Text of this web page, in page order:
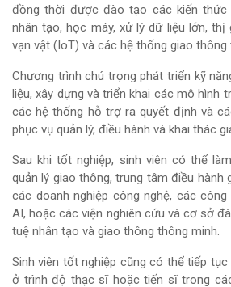
đồng thời được đào tạo các kiến thức
nhân tạo, học máy, xử lý dữ liệu lớn, thị
vạn vật (IoT) và các hệ thống giao thông
Chương trình chú trọng phát triển kỹ
liệu, xây dựng và triển khai các mô hình
các hệ thống hỗ trợ ra quyết định và
phục vụ quản lý, điều hành và khai thác
Sau khi tốt nghiệp, sinh viên có thể
quản lý giao thông, trung tâm điều hành
các doanh nghiệp công nghệ, các
AI, hoặc các viện nghiên cứu và cơ sở
tuệ nhân tạo và giao thông thông minh.
Sinh viên tốt nghiệp cũng có thể tiếp
ở trình độ thạc sĩ hoặc tiến sĩ trong